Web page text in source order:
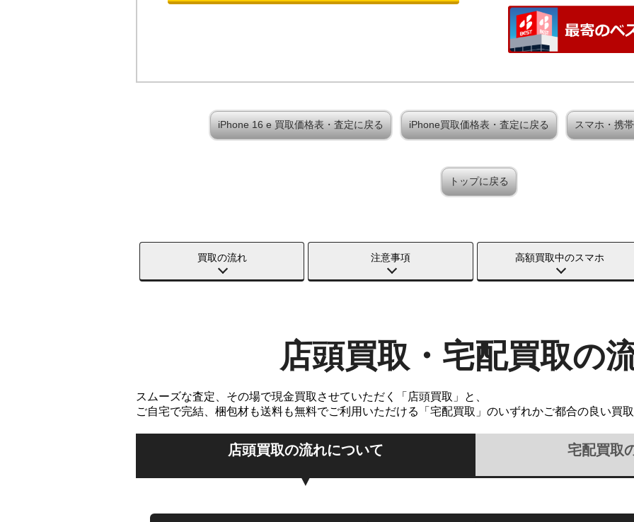
iPhone 16 e 買取価格表・査定に戻る iPhone買取価格表・査定に戻る スマホ・携
トップに戻る
買取の流れ 注意事項 高額買取中のスマホ
店頭買取・宅配買取の
スムーズな査定、その場で現金買取させていただく「店頭買取」と、
ご自宅で完結、梱包材も送料も無料でご利用いただける「宅配買取」のいずれかご都合の良い買
店頭買取の流れについて 宅配買取